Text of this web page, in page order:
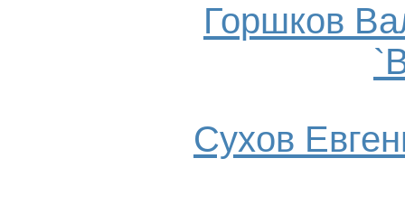
Горшков
Сухов